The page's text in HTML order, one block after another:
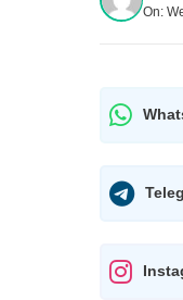
On: